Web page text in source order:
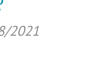
2021